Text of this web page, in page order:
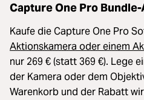
Capture One Pro
Kaufe die Capture One Pro
Aktionskamera oder einem
nur 269 € (statt 369 €). Lege
der Kamera oder dem
Warenkorb und der Rabatt